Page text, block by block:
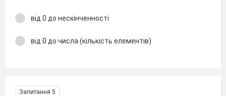
від 0 до нескінченності
від 0 до числа (кількість елементів)
Запитання 5